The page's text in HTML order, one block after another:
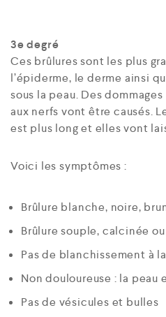
3e degré
Ces brûlures sont les plus
l’épiderme, le derme ainsi
sous la peau. Des
aux nerfs vont être causés.
est plus long et elles vont
Voici les symptômes :
Brûlure blanche, noire,
Brûlure souple, calcinée
Pas de blanchissement à
Non douloureuse : la peau
Pas de vésicules et bulles